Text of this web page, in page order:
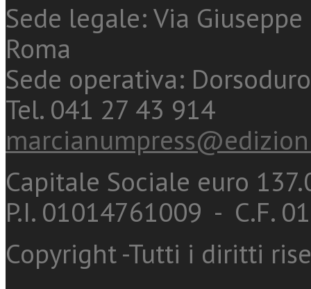
Sede legale: Via
Roma
Sede operativa:
Tel. 041 27 43 914
Capitale Sociale euro
P.I. 01014761009 - C.F.
Copyright -Tutti i diritti